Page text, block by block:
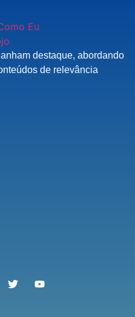
destaque, abordando
de relevância